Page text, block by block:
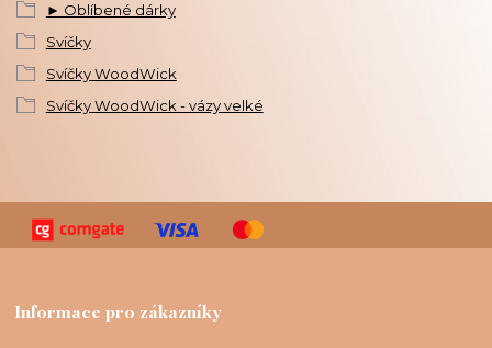
► Oblíbené dárky
Svíčky
Svíčky WoodWick
Svíčky WoodWick - vázy velké
Informace pro zákazníky